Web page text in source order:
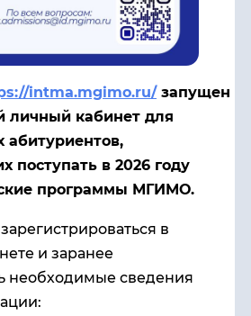
intma.mgimo.ru/запущен
личный кабинет для
абитуриентов,
поступать в 2026 году
программы МГИМО.
в
и заранее
необходимые сведения